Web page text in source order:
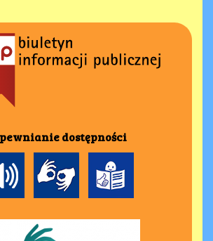
dostępności